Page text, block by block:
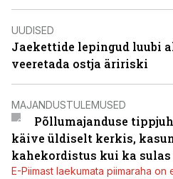
UUDISED
Jaekettide lepingud luubi
veeretada ostja äririski
MAJANDUSTULEMUSED
Põllumajanduse
käive üldiselt kerkis,
kahekordistus kui ka
E-Piimast laekumata piimaraha on